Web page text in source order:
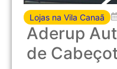
Lojas na Vila Canaã
Aderup
de